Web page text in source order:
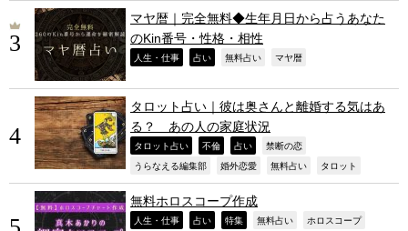
マヤ暦｜完全無料◆生年月日から占うあなた
のKin番号・性格・相性
人生・仕事 占い 無料占い マヤ暦
タロット占い｜彼は奥さんと離婚する気はあ
る？ あの人の家庭状況
タロット占い 不倫 占い 禁断の恋
うらなえる編集部 婚外恋愛 無料占い タロット
無料ホロスコープ作成
人生・仕事 占い 特集 無料占い ホロスコープ